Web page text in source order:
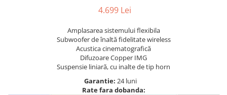
4.699 Lei
Amplasarea sistemului flexibila
Subwoofer de înaltă fidelitate wireless
Acustica cinematografică
Difuzoare Copper IMG
Suspensie liniară, cu inalte de tip horn
Garantie: 24 luni
Rate fara dobanda: